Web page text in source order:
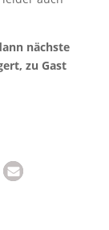
nächste
zu Gast